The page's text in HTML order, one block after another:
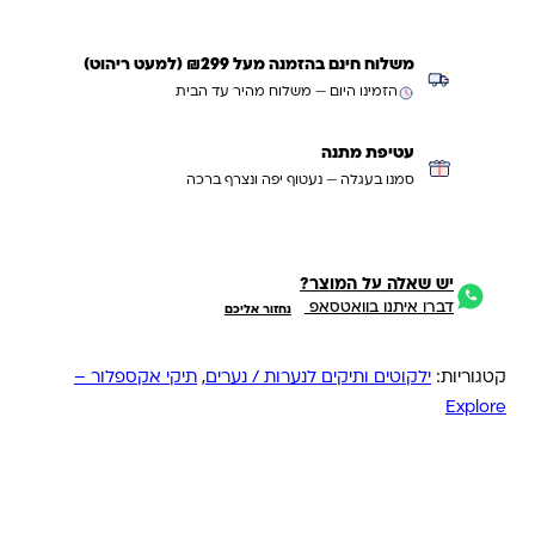
משלוח חינם בהזמנה מעל ₪299 (למעט ריהוט)
הזמינו היום — משלוח מהיר עד הבית
עטיפת מתנה
סמנו בעגלה — נעטוף יפה ונצרף ברכה
יש שאלה על המוצר?
דברו איתנו בוואטסאפ נחזור אליכם
קטגוריות: ילקוטים ותיקים לנערות / נערים, תיקי אקספלור –
Explore